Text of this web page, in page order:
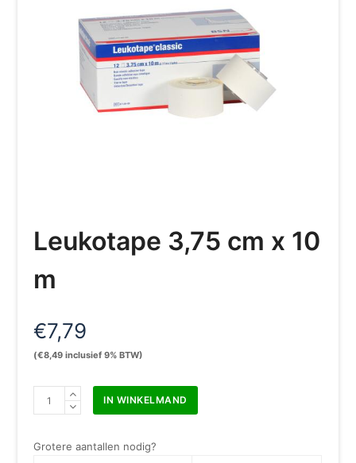
Leukotape 3,75 cm x 10
m
€7,79
(€8,49 inclusief 9% BTW)
Leukotape
x
IN WINKELMAND
Grotere aantallen nodig?